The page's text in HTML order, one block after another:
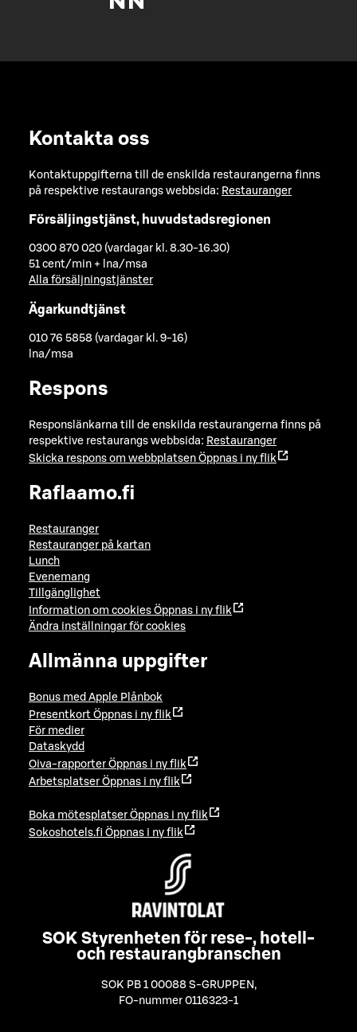
Kontakta oss
Kontaktuppgifterna till de enskilda restaurangerna finns
på respektive restaurangs webbsida: Restauranger
Försäljingstjänst, huvudstadsregionen
0300 870 020 (vardagar kl. 8.30-16.30)
51 cent/min + lna/msa
Alla försäljningstjänster
Ägarkundtjänst
010 76 5858 (vardagar kl. 9-16)
lna/msa
Respons
Responslänkarna till de enskilda restaurangerna finns på
respektive restaurangs webbsida: Restauranger
Skicka respons om webbplatsen Öppnas i ny flik
Raflaamo.fi
Restauranger
Restauranger på kartan
Lunch
Evenemang
Tillgänglighet
Information om cookies Öppnas i ny flik
Ändra inställningar för cookies
Allmänna uppgifter
Bonus med Apple Plånbok
Presentkort Öppnas i ny flik
För medier
Dataskydd
Oiva-rapporter Öppnas i ny flik
Arbetsplatser Öppnas i ny flik
Boka mötesplatser Öppnas i ny flik
Sokoshotels.fi Öppnas i ny flik
SOK Styrenheten för rese-, hotell-
och restaurangbranschen
SOK PB 1 00088 S-GRUPPEN ,
FO-nummer 0116323-1